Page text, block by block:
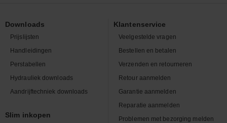
Downloads
Prijslijsten
Handleidingen
Perstabellen
Hydrauliek downloads
Aandrijftechniek downloads
Slim inkopen
Klantenservice
Veelgestelde vragen
Bestellen en betalen
Verzenden en retourneren
Retour aanmelden
Garantie aanmelden
Reparatie aanmelden
Problemen met bezorging melden